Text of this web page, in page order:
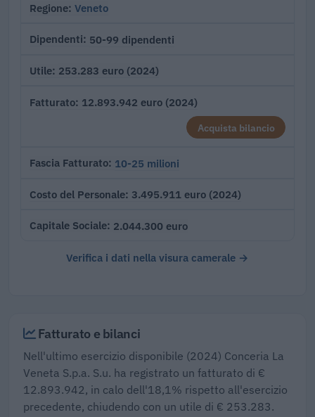
Regione Veneto
Dipendenti 50-99 dipendenti
Utile 253.283 euro (2024)
Fatturato 12.893.942 euro (2024)
Acquista bilancio
Fascia Fatturato 10-25 milioni
Costo del Personale 3.495.911 euro (2024)
Capitale Sociale 2.044.300 euro
Verifica i dati nella visura camerale →
Fatturato e bilanci
Nell'ultimo esercizio disponibile (2024) Conceria La
Veneta S.p.a. S.u. ha registrato un fatturato di €
12.893.942, in calo dell'18,1% rispetto all'esercizio
precedente, chiudendo con un utile di € 253.283.